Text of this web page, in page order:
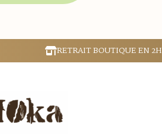
RETRAIT BOUTIQUE EN 2H